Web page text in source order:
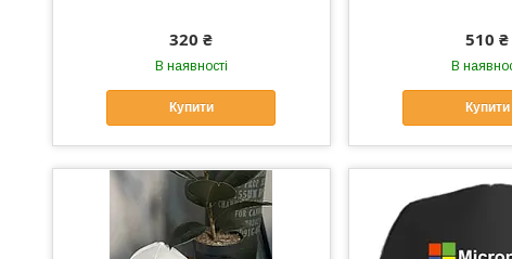
320 ₴
В наявності
Купити
510 ₴
В
Купити